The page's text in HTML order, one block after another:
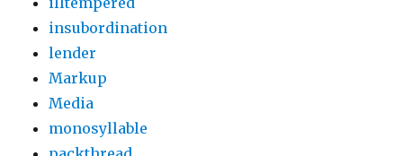
insubordination
lender
Markup
Media
monosyllable